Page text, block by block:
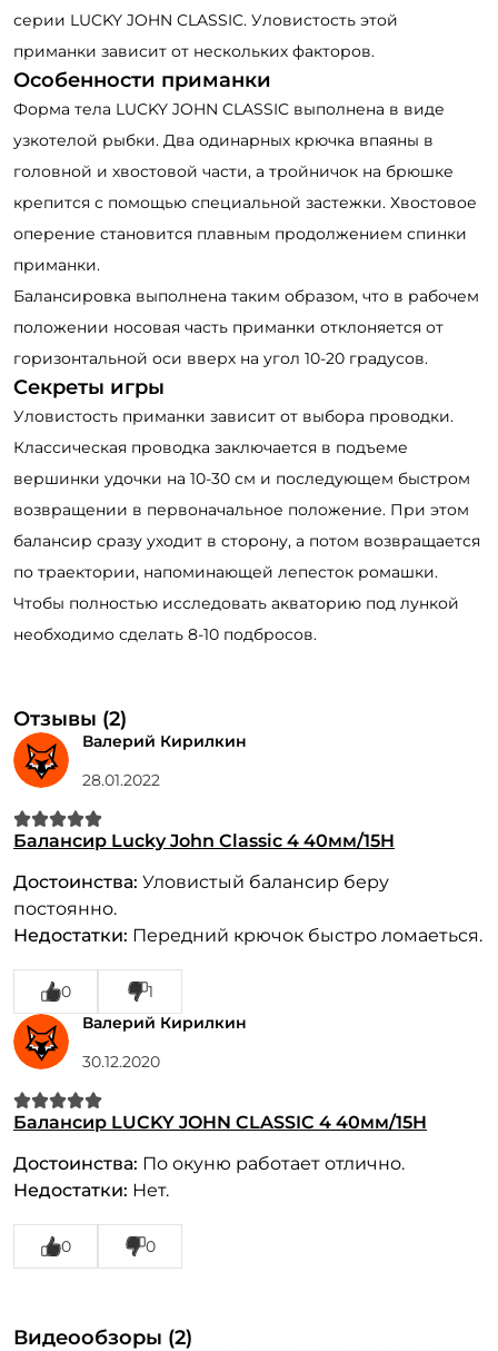
серии LUCKY JOHN CLASSIC. Уловистость этой
приманки зависит от нескольких факторов.
Особенности приманки
Форма тела LUCKY JOHN CLASSIC выполнена в виде
узкотелой рыбки. Два одинарных крючка впаяны в
головной и хвостовой части, а тройничок на брюшке
крепится с помощью специальной застежки. Хвостовое
оперение становится плавным продолжением спинки
приманки.
Балансировка выполнена таким образом, что в рабочем
положении носовая часть приманки отклоняется от
горизонтальной оси вверх на угол 10-20 градусов.
Секреты игры
Уловистость приманки зависит от выбора проводки.
Классическая проводка заключается в подъеме
вершинки удочки на 10-30 см и последующем быстром
возвращении в первоначальное положение. При этом
балансир сразу уходит в сторону, а потом возвращается
по траектории, напоминающей лепесток ромашки.
Чтобы полностью исследовать акваторию под лункой
необходимо сделать 8-10 подбросов.
Отзывы (2)
Валерий Кирилкин
28.01.2022
Балансир Lucky John Classic 4 40мм/15H
Достоинства: Уловистый балансир беру
постоянно.
Недостатки: Передний крючок быстро ломаеться.
0
1
Валерий Кирилкин
30.12.2020
Балансир LUCKY JOHN CLASSIC 4 40мм/15H
Достоинства: По окуню работает отлично.
Недостатки: Нет.
0 0
Видеообзоры (2)